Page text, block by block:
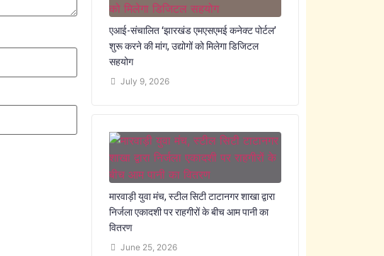
एआई-संचालित ‘झारखंड एमएसएमई कनेक्ट पोर्टल’
शुरू करने की मांग, उद्योगों को मिलेगा डिजिटल
सहयोग
July 9, 2026
मारवाड़ी युवा मंच, स्टील सिटी टाटानगर शाखा द्वारा
निर्जला एकादशी पर राहगीरों के बीच आम पानी का
वितरण
June 25, 2026